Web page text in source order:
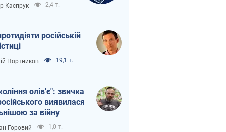
Каспрук 2,4 т.
російській
Портников 19,1 т.
олів'є": звичка
виявилася
за війну
Горовий 1,0 т.